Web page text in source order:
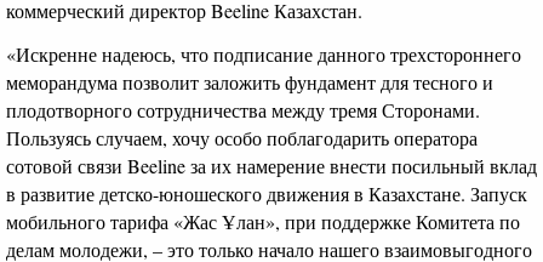
коммерческий директор Beeline Казахстан.
«Искренне надеюсь, что подписание данного трехстороннего
меморандума позволит заложить фундамент для тесного и
плодотворного сотрудничества между тремя Сторонами.
Пользуясь случаем, хочу особо поблагодарить оператора
сотовой связи Beeline за их намерение внести посильный вклад
в развитие детско-юношеского движения в Казахстане. Запуск
мобильного тарифа «Жас Ұлан», при поддержке Комитета по
делам молодежи, – это только начало нашего взаимовыгодного